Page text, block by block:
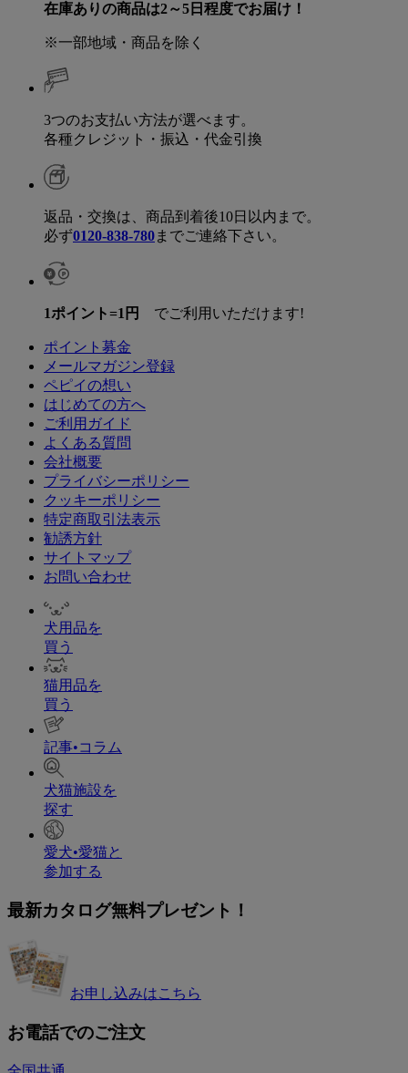
在庫ありの商品は2～5日程度でお届け！
※一部地域・商品を除く
3つのお支払い方法が選べます。
各種クレジット・振込・代金引換
返品・交換は、商品到着後10日以内まで。
必ず0120-838-780までご連絡下さい。
1ポイント=1円 でご利用いただけます!
ポイント募金
メールマガジン登録
ペピイの想い
はじめての方へ
ご利用ガイド
よくある質問
会社概要
プライバシーポリシー
クッキーポリシー
特定商取引法表示
勧誘方針
サイトマップ
お問い合わせ
犬用品を
買う
猫用品を
買う
記事•コラム
犬猫施設を
探す
愛犬•愛猫と
参加する
最新カタログ無料プレゼント！
お申し込みはこちら
お電話でのご注文